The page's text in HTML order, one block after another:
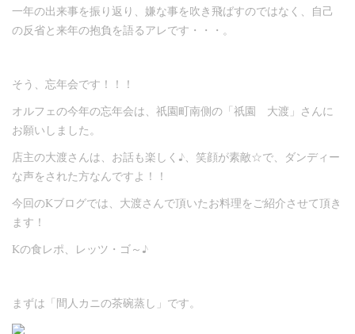
一年の出来事を振り返り、嫌な事を吹き飛ばすのではなく、自己
の反省と来年の抱負を語るアレです・・・。
そう、忘年会です！！！
オルフェの今年の忘年会は、祇園町南側の「祇園 大渡」さんに
お願いしました。
店主の大渡さんは、お話も楽しく♪、笑顔が素敵☆で、ダンディー
な声をされた方なんですよ！！
今回のKブログでは、大渡さんで頂いたお料理をご紹介させて頂き
ます！
Kの食レポ、レッツ・ゴ～♪
まずは「間人カニの茶碗蒸し」です。